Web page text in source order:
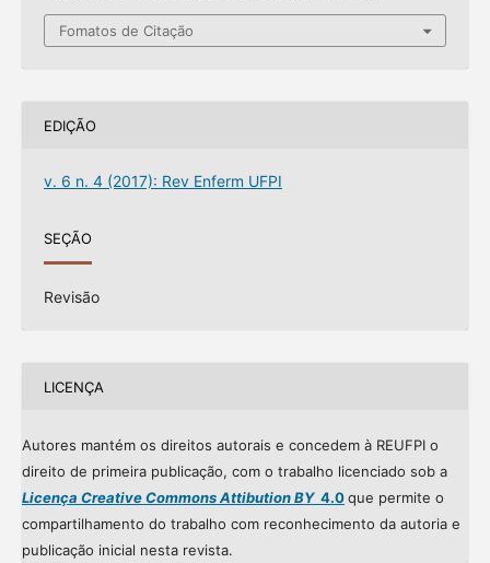
Fomatos de Citação
EDIÇÃO
v. 6 n. 4 (2017): Rev Enferm UFPI
SEÇÃO
Revisão
LICENÇA
Autores mantém os direitos autorais e concedem à REUFPI o
direito de primeira publicação, com o trabalho licenciado sob a
Licença Creative Commons Attibution BY4.0que permite o
compartilhamento do trabalho com reconhecimento da autoria e
publicação inicial nesta revista.